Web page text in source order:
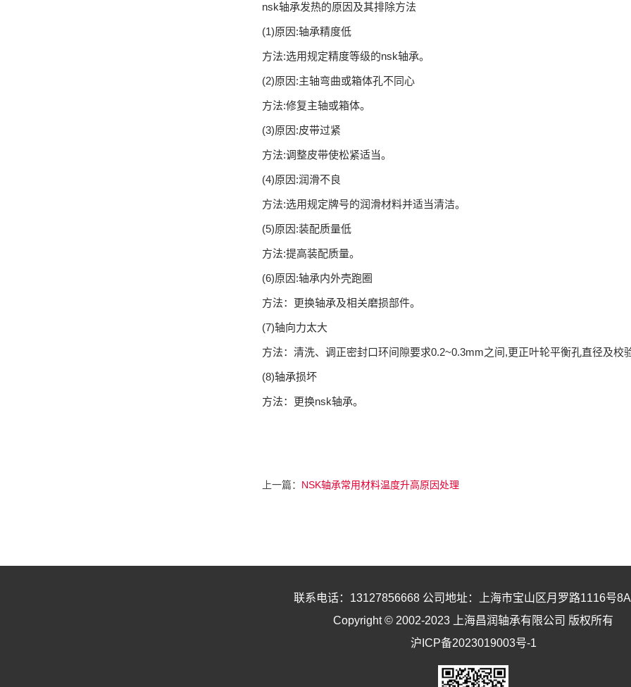
nsk轴承发热的原因及其排除方法
(1)原因:轴承精度低
方法:选用规定精度等级的nsk轴承。
(2)原因:主轴弯曲或箱体孔不同心
方法:修复主轴或箱体。
(3)原因:皮带过紧
方法:调整皮带使松紧适当。
(4)原因:润滑不良
方法:选用规定牌号的润滑材料并适当清洁。
(5)原因:装配质量低
方法:提高装配质量。
(6)原因:轴承内外壳跑圈
方法：更换轴承及相关磨损部件。
(7)轴向力太大
方法：清洗、调正密封口环间隙要求0.2~0.3mm之间,更正叶轮平衡孔直径及校
(8)轴承损坏
方法：更换nsk轴承。
上一篇： NSK轴承常用材料温度升高原因处理
联系电话：13127856668 公司地址：上海市宝山区月罗路1116号
Copyright © 2002-2023 上海昌润轴承有限公司 版权所有
沪ICP备2023019003号-1